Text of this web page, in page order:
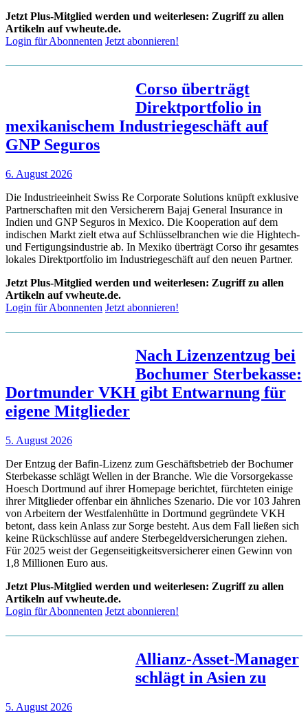
Jetzt Plus-Mitglied werden und weiterlesen: Zugriff zu allen
Artikeln auf vwheute.de.
Login für Abonnenten Jetzt abonnieren!
Corso überträgt
Direktportfolio in
mexikanischem Industriegeschäft auf
GNP Seguros
6. August 2026
Die Industrieeinheit Swiss Re Corporate Solutions knüpft exklusive
Partnerschaften mit den Versicherern Bajaj General Insurance in
Indien und GNP Seguros in Mexico. Die Kooperation auf dem
indischen Markt zielt etwa auf Schlüsselbranchen wie die Hightech-
und Fertigungsindustrie ab. In Mexiko überträgt Corso ihr gesamtes
lokales Direktportfolio im Industriegeschäft auf den neuen Partner.
Jetzt Plus-Mitglied werden und weiterlesen: Zugriff zu allen
Artikeln auf vwheute.de.
Login für Abonnenten Jetzt abonnieren!
Nach Lizenzentzug bei
Bochumer Sterbekasse:
Dortmunder VKH gibt Entwarnung für
eigene Mitglieder
5. August 2026
Der Entzug der Bafin-Lizenz zum Geschäftsbetrieb der Bochumer
Sterbekasse schlägt Wellen in der Branche. Wie die Vorsorgekasse
Hoesch Dortmund auf ihrer Homepage berichtet, fürchteten einige
ihrer Mitglieder offenbar ein ähnliches Szenario. Die vor 103 Jahren
von Arbeitern der Westfalenhütte in Dortmund gegründete VKH
betont, dass kein Anlass zur Sorge besteht. Aus dem Fall ließen sich
keine Rückschlüsse auf andere Sterbegeldversicherungen ziehen.
Für 2025 weist der Gegenseitigkeitsversicherer einen Gewinn von
1,8 Millionen Euro aus.
Jetzt Plus-Mitglied werden und weiterlesen: Zugriff zu allen
Artikeln auf vwheute.de.
Login für Abonnenten Jetzt abonnieren!
Allianz-Asset-Manager
schlägt in Asien zu
5. August 2026